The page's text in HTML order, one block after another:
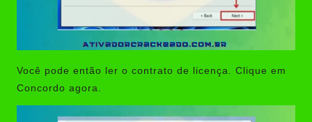
Você pode então ler o contrato de licença. Clique em
Concordo agora.